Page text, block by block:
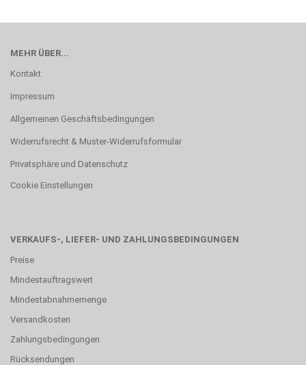
MEHR ÜBER...
Kontakt
Impressum
Allgemeinen Geschäftsbedingungen
Widerrufsrecht & Muster-Widerrufsformular
Privatsphäre und Datenschutz
Cookie Einstellungen
VERKAUFS-, LIEFER- UND ZAHLUNGSBEDINGUNGEN
Preise
Mindestauftragswert
Mindestabnahmemenge
Versandkosten
Zahlungsbedingungen
Rücksendungen